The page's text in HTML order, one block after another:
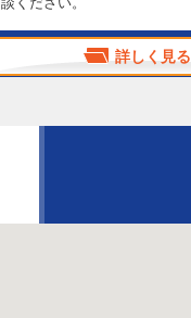
詳しく見る